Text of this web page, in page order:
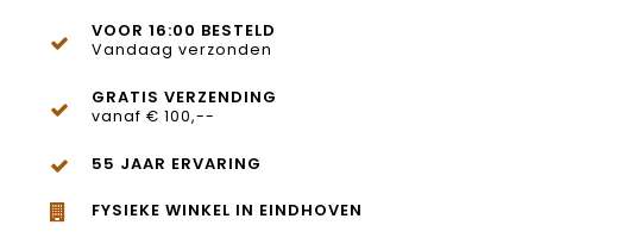
VOOR 16:00 BESTELD
Vandaag verzonden
GRATIS VERZENDING
vanaf € 100,--
55 JAAR ERVARING
FYSIEKE WINKEL IN EINDHOVEN